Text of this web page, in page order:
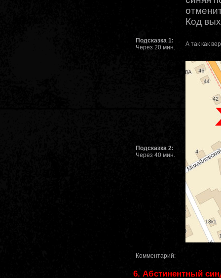
Код
Подсказка 1:
Через 20 мин.
А так как
Подсказка 2:
Через 40 мин.
Комментарий: -
6. Абстинентный